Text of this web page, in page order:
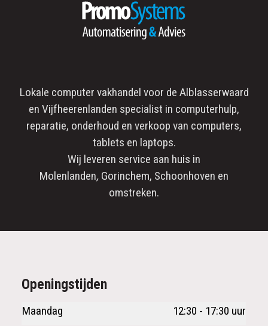
Lokale computer vakhandel voor de Alblasserwaard
en Vijfheerenlanden specialist in computerhulp,
reparatie, onderhoud en verkoop van computers,
tablets en laptops.
Wij leveren service aan huis in
Molenlanden, Gorinchem, Schoonhoven en
omstreken.
Openingstijden
Maandag
12:30 - 17:30 uur